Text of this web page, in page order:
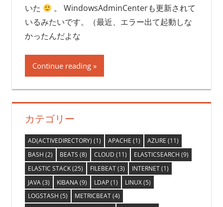
いた
。 WindowsAdminCenterも更新されて
いるみたいです。（最近、エラー出て起動しな
かったんだよな
Continue reading
カテゴリー
AD(ACTIVEDIRECTORY) (1) APACHE (1) AZURE (11)
BASH (2) BEATS (8) CLOUD (11) ELASTICSEARCH (9)
ELASTIC STACK(25) FILEBEAT(3) INTERNET(1)
JAVA(3) KIBANA(9) LDAP(1) LINUX(5)
LOGSTASH (5) METRICBEAT(4)